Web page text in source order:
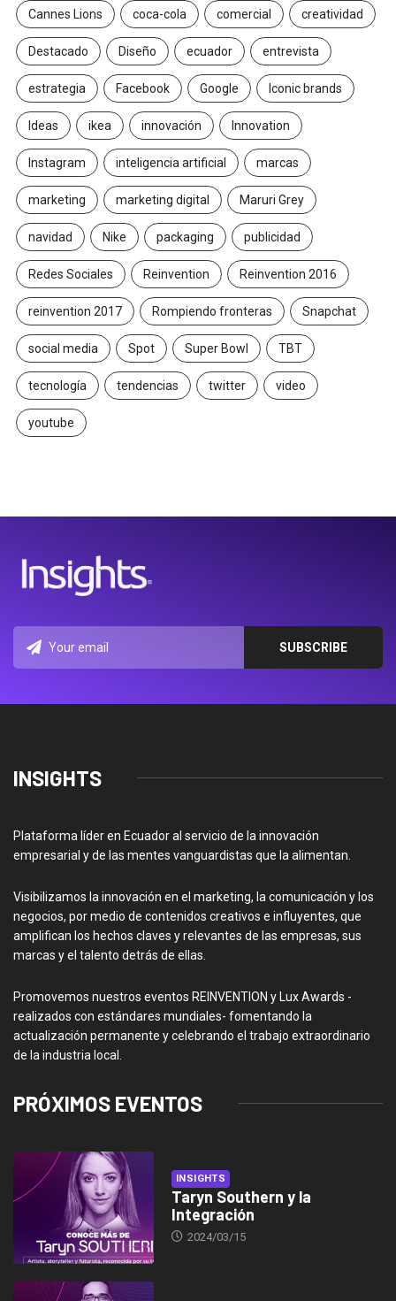
Cannes Lions coca-cola comercial creatividad
Destacado Diseño ecuador entrevista
estrategia Facebook Google Iconic brands
Ideas ikea innovación Innovation
Instagram inteligencia artificial marcas
marketing marketing digital Maruri Grey
navidad Nike packaging publicidad
Redes Sociales Reinvention Reinvention 2016
reinvention 2017 Rompiendo fronteras Snapchat
social media Spot Super Bowl TBT
tecnología tendencias twitter video
youtube
INSIGHTS
Plataforma líder en Ecuador al servicio de la innovación
empresarial y de las mentes vanguardistas que la alimentan.
Visibilizamos la innovación en el marketing, la comunicación y los
negocios, por medio de contenidos creativos e influyentes, que
amplifican los hechos claves y relevantes de las empresas, sus
marcas y el talento detrás de ellas.
Promovemos nuestros eventos REINVENTION y Lux Awards -
realizados con estándares mundiales- fomentando la
actualización permanente y celebrando el trabajo extraordinario
de la industria local.
PRÓXIMOS EVENTOS
INSIGHTS
Taryn Southern y la
Integración
2024/03/15